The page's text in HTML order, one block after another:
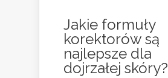
Jakie formuły
korektorów są
najlepsze dla
dojrzałej skóry?